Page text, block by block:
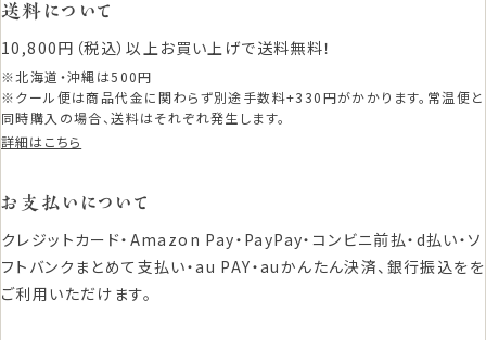
送料について
10,800円（税込）以上お買い上げで送料無料！
※北海道・沖縄は500円
※クール便は商品代金に関わらず別途手数料+330円がかかります。常温便と
同時購入の場合、送料はそれぞれ発生します。
詳細はこちら
お支払いについて
クレジットカード・Amazon Pay・PayPay・コンビニ前払・d払い・ソ
フトバンクまとめて支払い・au PAY・auかんたん決済、銀行振込をを
ご利用いただけます。